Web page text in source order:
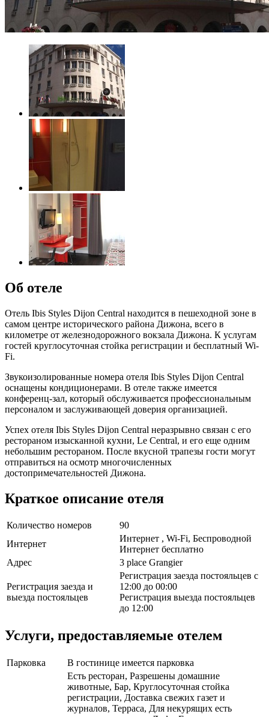
Об отеле
Отель Ibis Styles Dijon Central находится в пешеходной зоне в
самом центре исторического района Дижона, всего в
километре от железнодорожного вокзала Дижона. К услугам
гостей круглосуточная стойка регистрации и бесплатный Wi-
Fi.
Звукоизолированные номера отеля Ibis Styles Dijon Central
оснащены кондиционерами. В отеле также имеется
конференц-зал, который обслуживается профессиональным
персоналом и заслуживающей доверия организацией.
Успех отеля Ibis Styles Dijon Central неразрывно связан с его
рестораном изысканной кухни, Le Central, и его еще одним
небольшим рестораном. После вкусной трапезы гости могут
отправиться на осмотр многочисленных
достопримечательностей Дижона.
Краткое описание отеля
Количество номеров
90
Интернет
Интернет , Wi-Fi, Беспроводной
Интернет бесплатно
Адрес
3 place Grangier
Регистрация заезда и
выезда постояльцев
Регистрация заезда постояльцев с
12:00 до 00:00
Регистрация выезда постояльцев
до 12:00
Услуги, предоставляемые отелем
Парковка
В гостинице имеется парковка
Есть ресторан, Разрешены домашние
животные, Бар, Круглосуточная стойка
регистрации, Доставка свежих газет и
журналов, Терраса, Для некурящих есть